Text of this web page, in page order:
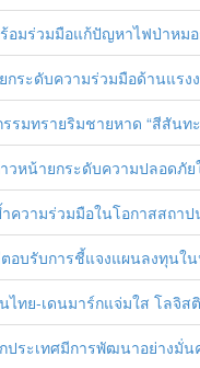
ไฟป่าหมอกควัน เตรียมพร้อมเปิดช่องทางห้วยต้นนุ่นเป็นด่านถ
ร่วมมือด้านแรงงานระหว่างประเทศสู่การพัฒนาที่ยั่
ยริมชายหาด “สีสันทะเลชุมพร สู่อาเซีย
ะดับความปลอดภัยในการทำงานสู่มาตรฐานสา
นโอกาสสถาปนาความสัมพันธ์ทางการทูตครบรอบ
บการชี้แจงแผนลงทุนในประเทศไ
นมาร์กแจ่มใส โลจิสติกส์ไทยโดดเด่นในภูมิ
าอย่างมั่นคง มั่งคั่ง ยั่งยืน ในการประชุม Boao Forum for